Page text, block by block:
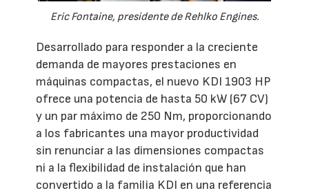
Eric Fontaine, presidente de Rehlko Engines.
Desarrollado para responder a la creciente
demanda de mayores prestaciones en
máquinas compactas, el nuevo KDI 1903 HP
ofrece una potencia de hasta 50 kW (67 CV)
y un par máximo de 250 Nm, proporcionando
a los fabricantes una mayor productividad
sin renunciar a las dimensiones compactas
ni a la flexibilidad de instalación que han
convertido a la familia KDI en una referencia